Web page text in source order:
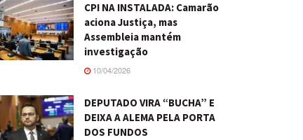
CPI NA INSTALADA: Camarão
aciona Justiça, mas
Assembleia mantém
investigação
10/04/2026
DEPUTADO VIRA “BUCHA” E
DEIXA A ALEMA PELA PORTA
DOS FUNDOS